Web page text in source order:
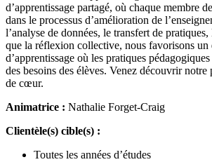
d’apprentissage partagé, où chaque membre
dans le processus d’amélioration de
l’analyse de données, le transfert de
que la réflexion collective, nous favorisons un
d’apprentissage où les pratiques
des besoins des élèves. Venez découvrir notre
de cœur.
Animatrice : Nathalie Forget-Craig
Clientèle(s) cible(s) :
Toutes les années d’études